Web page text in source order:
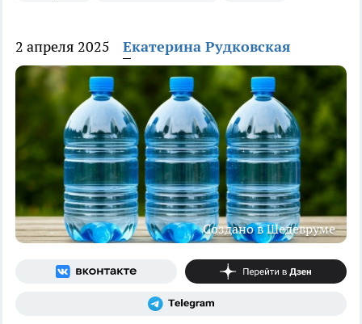
2 апреля 2025 Екатерина Рудковская
Создано в Шедевруме